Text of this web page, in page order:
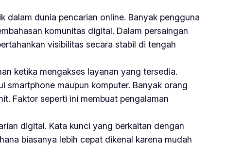
dalam dunia pencarian online. Banyak pengguna
komunitas digital. Dalam persaingan
visibilitas secara stabil di tengah
ketika mengakses layanan yang tersedia.
smartphone maupun komputer. Banyak orang
Faktor seperti ini membuat pengalaman
digital. Kata kunci yang berkaitan dengan
biasanya lebih cepat dikenal karena mudah